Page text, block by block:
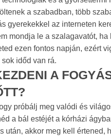
a szabadban, több
gyerekekkel az interneten
mondja le a szalagavatót, ha
ezen fontos napján, ezért
időd van rá.
A
próbálj meg valódi és
a bál estéjét a kórházi
után, akkor meg kell értened,